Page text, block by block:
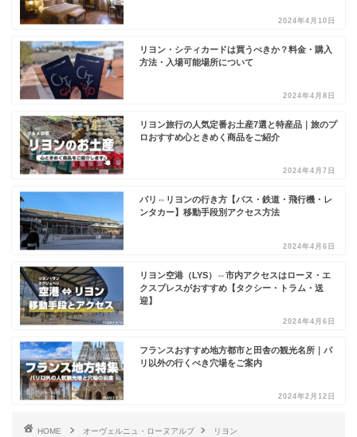
2024年4月10日
リヨン・シティカードは買うべきか？料金・購入
方法・入場可能場所について
2024年4月8日
リヨン旅行の人気定番お土産7選と特産品｜旅のプ
ロおすすめ心ときめく商品をご紹介
2024年4月7日
パリ⇔リヨンの行き方【バス・鉄道・飛行機・レ
ンタカー】移動手段別アクセス方法
2024年4月6日
リヨン空港（LYS）⇔市内アクセスはローヌ・エ
クスプレスがおすすめ【タクシー・トラム・送
迎】
2024年4月6日
フランスおすすめ地方都市と田舎の観光名所｜パ
リ以外の行くべき穴場をご案内
2024年2月12日
HOME オーヴェルニュ・ローヌアルプ リヨン